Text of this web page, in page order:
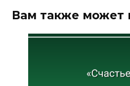
Вам также может